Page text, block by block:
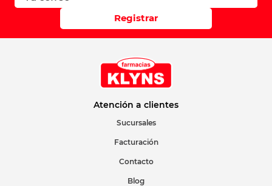
Califique el producto de 1 a 5 estrellas
Correo electrónico
Registrar
Atención a clientes
Sucursales
Facturación
Contacto
Blog